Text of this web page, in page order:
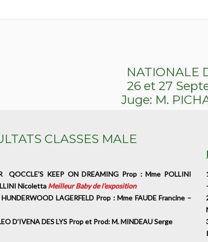
NATIONALE
26 et 27
Juge: M.
CLASSES MALE
QOCCLE’S KEEP ON DREAMING Prop : Mme POLLINI
Nicoletta Meilleur Baby de l’exposition
LAGERFELD Prop : Mme FAUDE Francine –
D’IVENA DES LYS Prop et Prod: M. MINDEAU Serge